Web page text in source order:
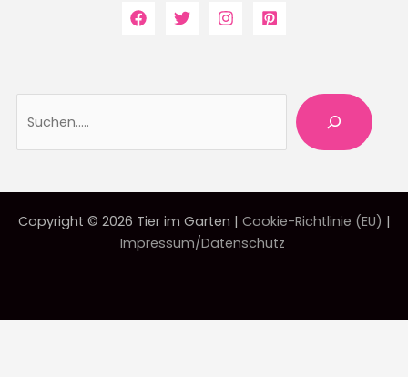
Copyright © 2026 Tier im Garten | Cookie-Richtlinie (EU) |
Impressum/Datenschutz